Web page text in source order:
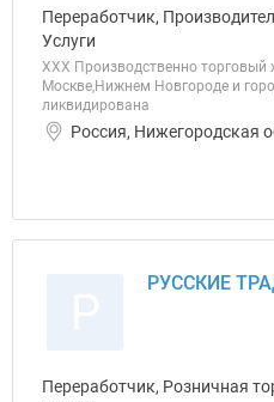
Переработчик,
Услуги
ХХХ Производственно торговый
Москве,Нижнем Новгороде и
ликвидирована
Россия, Нижегородская
РУССКИЕ
Переработчик, Розничная